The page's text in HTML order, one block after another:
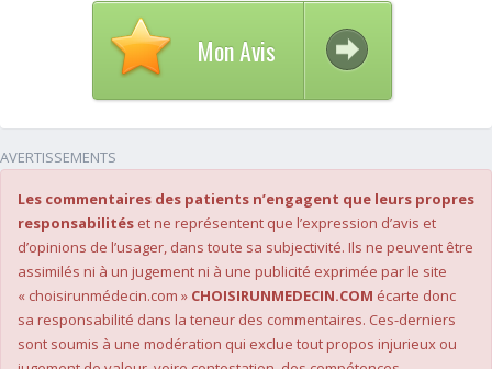
Mon Avis
AVERTISSEMENTS
Les commentaires des patients n’engagent que leurs propres
responsabilités et ne représentent que l’expression d’avis et
d’opinions de l’usager, dans toute sa subjectivité. Ils ne peuvent être
assimilés ni à un jugement ni à une publicité exprimée par le site
« choisirunmédecin.com » CHOISIRUNMEDECIN.COM écarte donc
sa responsabilité dans la teneur des commentaires. Ces-derniers
sont soumis à une modération qui exclue tout propos injurieux ou